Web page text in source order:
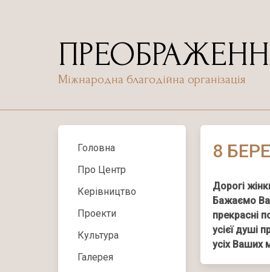
Міжнародна благодійна організація
Головна
Про Центр
Керівництво
Проекти
Культура
Галерея
8
Дорогі
Бажаємо
прекрасні
усієї душі
усіх Ваших